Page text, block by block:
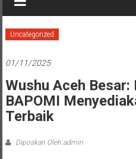
Uncategorized
01/11/2025
Wushu Aceh Besar:
BAPOMI
Terbaik
Diposkan Oleh:admin